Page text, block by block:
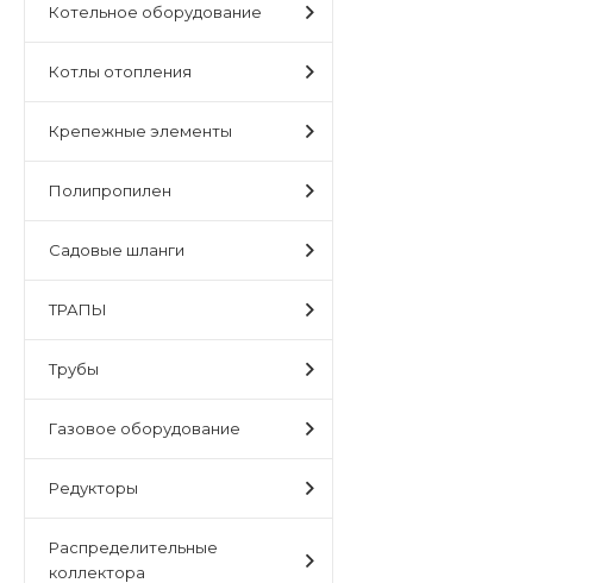
Котельное оборудование
Котлы отопления
Крепежные элементы
Полипропилен
Садовые шланги
ТРАПЫ
Трубы
Газовое оборудование
Редукторы
Распределительные
коллектора